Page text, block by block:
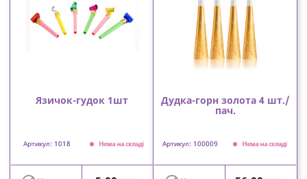
Язичок-гудок 1шт
Артикул: 1018 Нема на складі
Дудка-горн золота 4 шт./
пач.
Артикул: 100009 Нема на складі